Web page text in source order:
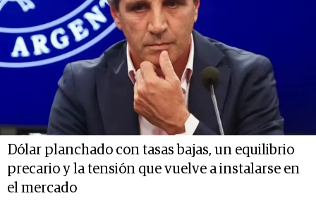
Dólar planchado con tasas bajas, un equilibrio
precario y la tensión que vuelve a instalarse en
el mercado